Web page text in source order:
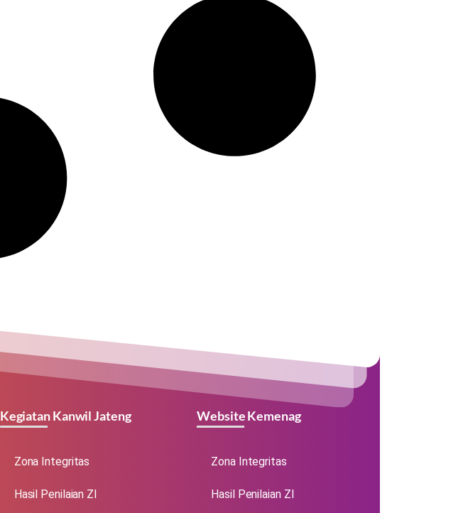
Kegiatan Kanwil Jateng
Zona Integritas
Hasil Penilaian ZI
Website Kemenag
Zona Integritas
Hasil Penilaian ZI